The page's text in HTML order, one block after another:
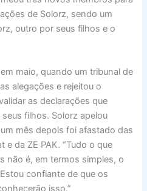
de Solorz, sendo um
outro por seus filhos e o
maio, quando um tribunal de
alegações e rejeitou o
as declarações que
filhos. Solorz apelou
mês depois foi afastado das
da ZE PAK. “Tudo o que
não é, em termos simples, o
confiante de que os
isso.”